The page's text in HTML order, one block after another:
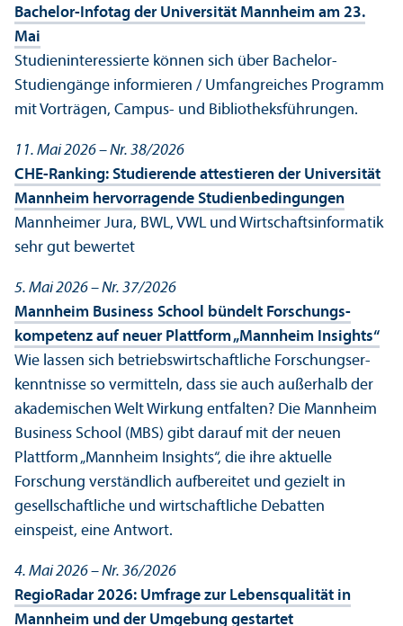
Bachelor-Infotag der Universität Mannheim am 23.
Mai
Studien­interessierte können sich über Bachelor-
Studien­gänge informieren / Umfangreiches Programm
mit Vorträgen, Campus- und Bibliotheksführungen.
11. Mai 2026 – Nr. 38/2026
CHE-Ranking: Studierende attestieren der Universität
Mannheim hervorragende Studien­bedingungen
Mannheimer Jura, BWL, VWL und Wirtschafts­informatik
sehr gut bewertet
5. Mai 2026 – Nr. 37/2026
Mannheim Business School bündelt Forschungs­
kompetenz auf neuer Plattform „Mannheim Insights“
Wie lassen sich betriebs­wirtschaft­liche Forschungs­er­
kenntnisse so vermitteln, dass sie auch außerhalb der
akademischen Welt Wirkung entfalten? Die Mannheim
Business School (MBS) gibt darauf mit der neuen
Plattform „Mannheim Insights“, die ihre aktuelle
Forschung verständlich aufbereitet und gezielt in
gesellschaft­liche und wirtschaft­liche Debatten
einspeist, eine Antwort.
4. Mai 2026 – Nr. 36/2026
RegioRadar 2026: Umfrage zur Lebens­qualität in
Mannheim und der Umgebung gestartet